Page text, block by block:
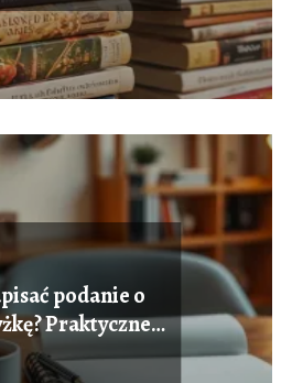
podanie o
Praktyczne
i wzory